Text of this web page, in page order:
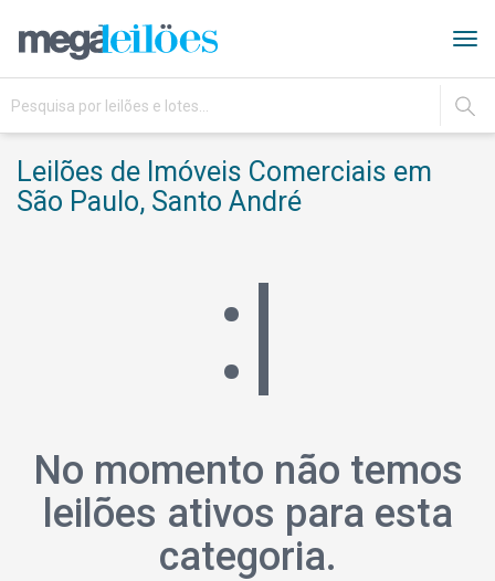
IR
Leilões de Imóveis Comerciais em
São Paulo, Santo André
:|
No momento não temos
leilões ativos para esta
categoria.